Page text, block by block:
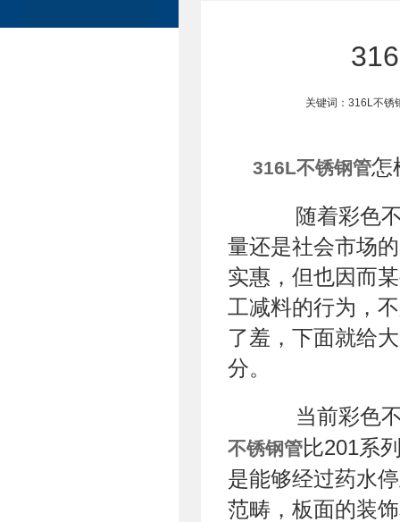
关键词：316L不锈
316L不锈钢管怎
随着彩色不
量还是社会市场
实惠，但也因而
工减料的行为，
了羞，下面就给
分。
当前彩色不
不锈钢管比201系
是能够经过药水
范畴，板面的装